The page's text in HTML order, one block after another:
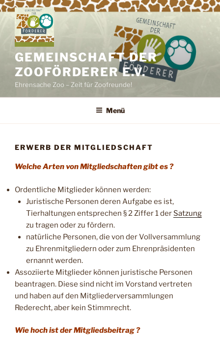
Zum
Inhalt
springen
GEMEINSCHAFT DER
ZOOFÖRDERER E.V.
Ehrensache Zoo – Zeit für Zoofreunde!
Menü
ERWERB DER MITGLIEDSCHAFT
Welche Arten von Mitgliedschaften gibt es ?
Ordentliche Mitglieder können werden:
Juristische Personen deren Aufgabe es ist,
Tierhaltungen entsprechen § 2 Ziffer 1 der Satzung
zu tragen oder zu fördern.
natürliche Personen, die von der Vollversammlung
zu Ehrenmitgliedern oder zum Ehrenpräsidenten
ernannt werden.
Assoziierte Mitglieder können juristische Personen
beantragen. Diese sind nicht im Vorstand vertreten
und haben auf den Mitgliederversammlungen
Rederecht, aber kein Stimmrecht.
Wie hoch ist der Mitgliedsbeitrag ?